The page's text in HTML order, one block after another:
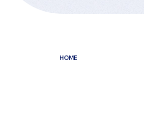
HOME